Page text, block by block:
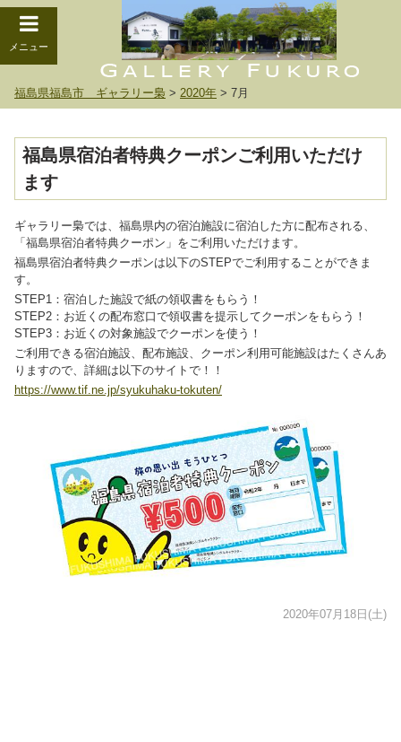
メニュー
福島県福島市 ギャラリー梟 > 2020年 > 7月
福島県宿泊者特典クーポンご利用いただけ
ます
ギャラリー梟では、福島県内の宿泊施設に宿泊した方に配布される、
「福島県宿泊者特典クーポン」をご利用いただけます。
福島県宿泊者特典クーポンは以下のSTEPでご利用することができま
す。
STEP1：宿泊した施設で紙の領収書をもらう！
STEP2：お近くの配布窓口で領収書を提示してクーポンをもらう！
STEP3：お近くの対象施設でクーポンを使う！
ご利用できる宿泊施設、配布施設、クーポン利用可能施設はたくさんあ
りますので、詳細は以下のサイトで！！
https://www.tif.ne.jp/syukuhaku-tokuten/
2020年07月18日(土)